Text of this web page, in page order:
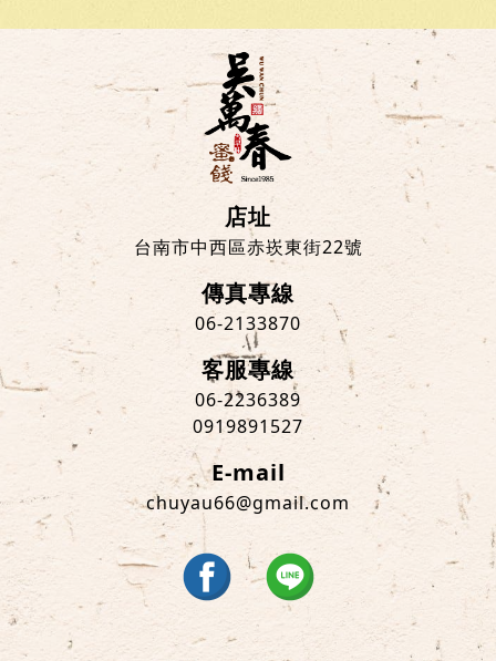
店址
台南市中西區赤崁東街22號
傳真專線
06-2133870
客服專線
06-2236389
0919891527
E-mail
chuyau66@gmail.com